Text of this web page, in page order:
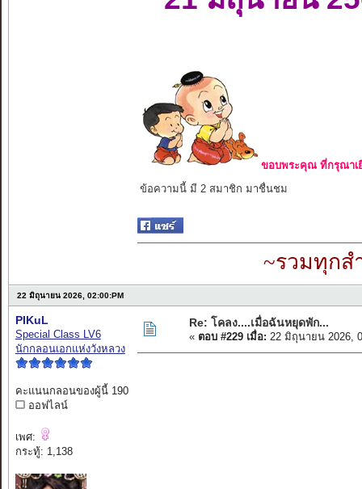
ขอบพระคุณ ที่กรุณาเ
ข้อความนี้ มี 2 สมาชิก มาชื่นชม
~รวมทุกส
22 มิถุนายน 2026, 02:00:PM
PIKuL
Special Class LV6
นักกลอนเอกแห่งวังหลวง
คะแนนกลอนของผู้นี้ 190
ออฟไลน์
เพศ:
กระทู้: 1,138
Re: โคลง....เมื่อฉันหยุดพัก...
« ตอบ #229 เมื่อ: 22 มิถุนายน 2026,